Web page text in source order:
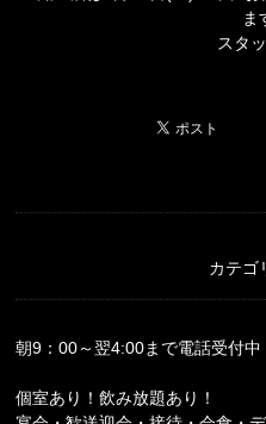
ま
スタ
カテゴ
朝9：00～翌4:00まで電話受付中
個室あり！飲み放題あり！